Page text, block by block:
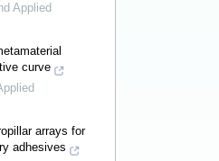
Applied
curve
arrays for
adhesives